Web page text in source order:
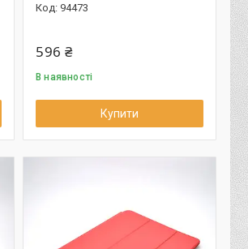
94473
596 ₴
В наявності
Купити